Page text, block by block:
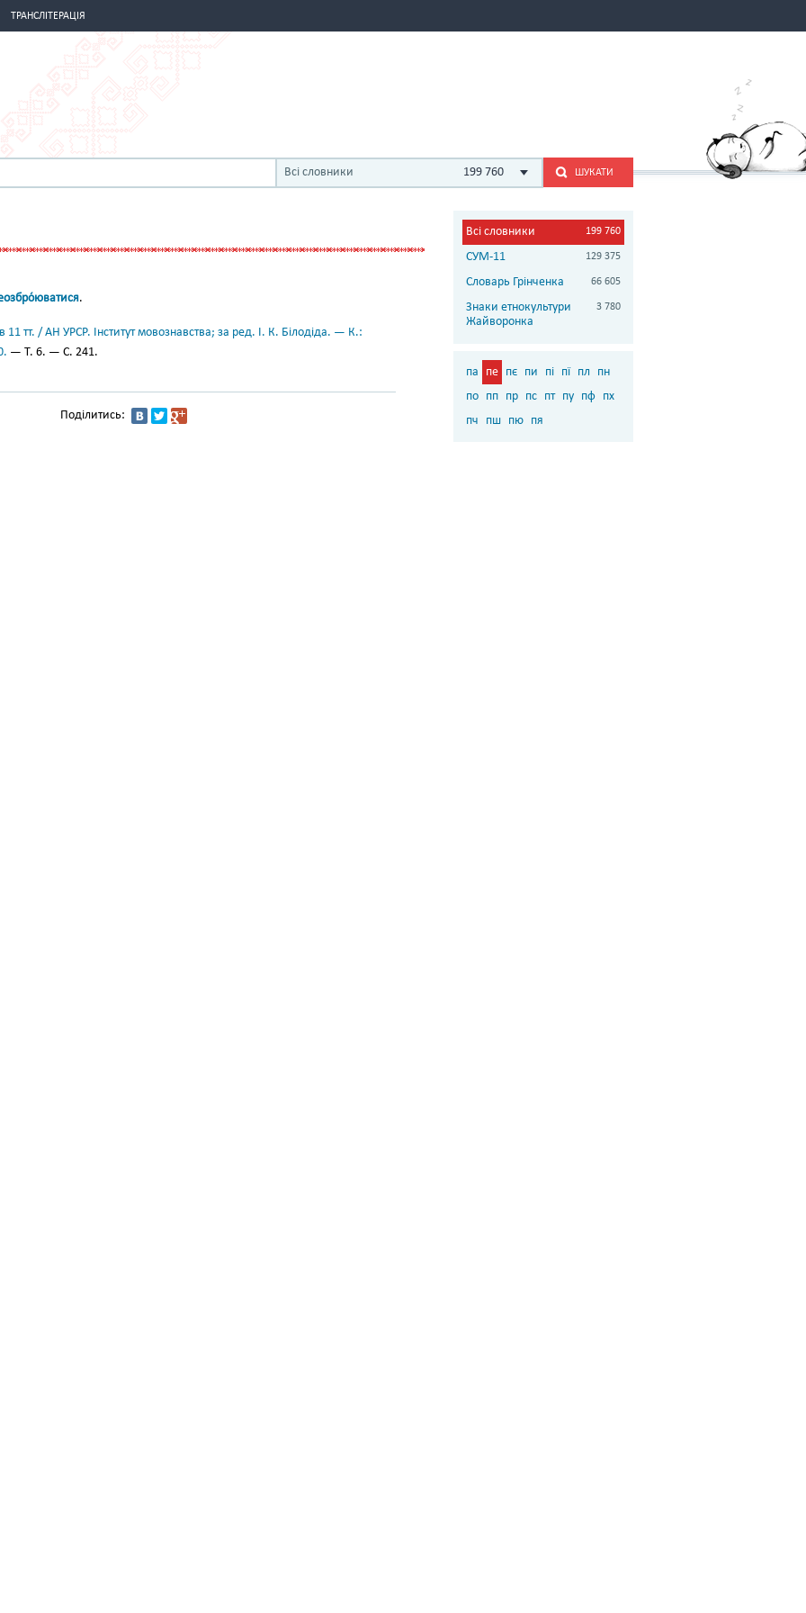
ТРАНСЛІТЕРАЦІЯ
Всі словники 199 760 ШУКАТИ
.
11 тт. / АН УРСР. Інститут мовознавства; за ред. І. К. Білодіда. — К.:
— Т. 6. — С. 241.
Поділитись:
Всі словники 199 760
СУМ-11 129 375
Словарь Грінченка 66 605
Знаки етнокультури
Жайворонка
3 780
па пе пє пи пі пї пл
пн
по пп пр пс пт пу пф пх
пч
пш пю пя